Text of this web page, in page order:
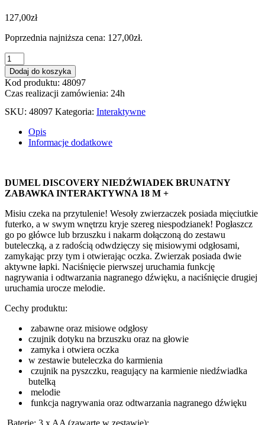
127,00zł
Poprzednia najniższa cena: 127,00zł.
ilość
DUMEL
DISCOVERY
NIEDŹWIADEK
BRUNATNY
ZABAWKA
Dodaj do koszyka
Kod produktu: 48097
Czas realizacji zamówienia: 24h
SKU: 48097 Kategoria: Interaktywne
Opis
Informacje dodatkowe
DUMEL DISCOVERY NIEDŹWIADEK BRUNATNY
ZABAWKA INTERAKTYWNA 18 M +
Misiu czeka na przytulenie! Wesoły zwierzaczek posiada mięciutkie
futerko, a w swym wnętrzu kryje szereg niespodzianek! Pogłaszcz
go po główce lub brzuszku i nakarm dołączoną do zestawu
buteleczką, a z radością odwdzięczy się misiowymi odgłosami,
zamykając przy tym i otwierając oczka. Zwierzak posiada dwie
aktywne łapki. Naciśnięcie pierwszej uruchamia funkcję
nagrywania i odtwarzania nagranego dźwięku, a naciśnięcie drugiej
uruchamia urocze melodie.
Cechy produktu:
zabawne oraz misiowe odgłosy
czujnik dotyku na brzuszku oraz na głowie
zamyka i otwiera oczka
w zestawie buteleczka do karmienia
czujnik na pyszczku, reagujący na karmienie niedźwiadka
butelką
melodie
funkcja nagrywania oraz odtwarzania nagranego dźwięku
Baterie: 3 x AA (zawarte w zestawie);